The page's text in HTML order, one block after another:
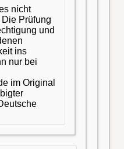
nicht
Prüfung
und
ins
nur bei
im Original